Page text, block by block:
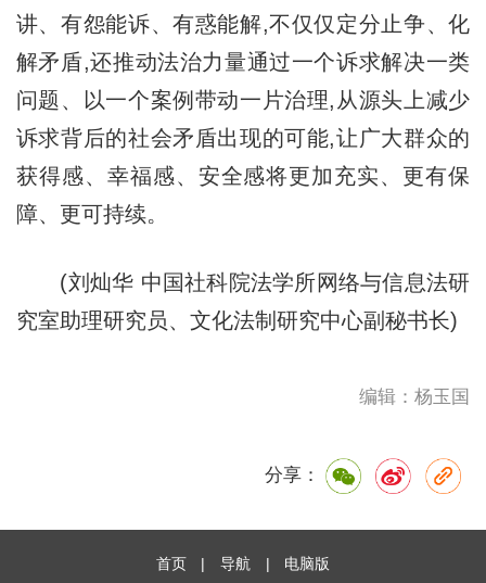
讲、有怨能诉、有惑能解,不仅仅定分止争、化
解矛盾,还推动法治力量通过一个诉求解决一类
问题、以一个案例带动一片治理,从源头上减少
诉求背后的社会矛盾出现的可能,让广大群众的
获得感、幸福感、安全感将更加充实、更有保
障、更可持续。
(刘灿华 中国社科院法学所网络与信息法研
究室助理研究员、文化法制研究中心副秘书长)
编辑：杨玉国
分享：
首页 | 导航 | 电脑版